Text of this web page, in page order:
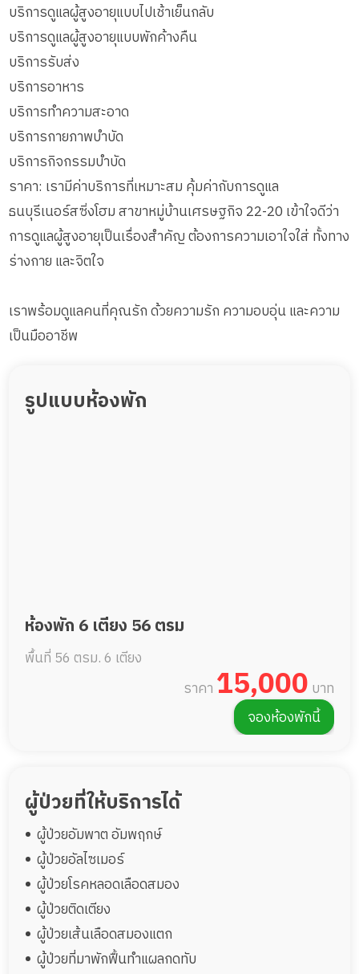
บริการดูแลผู้สูงอายุแบบไปเช้าเย็นกลับ
บริการดูแลผู้สูงอายุแบบพักค้างคืน
บริการรับส่ง
บริการอาหาร
บริการทำความสะอาด
บริการกายภาพบำบัด
บริการกิจกรรมบำบัด
ราคา: เรามีค่าบริการที่เหมาะสม คุ้มค่ากับการดูแล
ธนบุรีเนอร์สซิ่งโฮม สาขาหมู่บ้านเศรษฐกิจ 22-20 เข้าใจดีว่า
การดูแลผู้สูงอายุเป็นเรื่องสำคัญ ต้องการความเอาใจใส่ ทั้งทาง
ร่างกาย และจิตใจ
เราพร้อมดูแลคนที่คุณรัก ด้วยความรัก ความอบอุ่น และความ
เป็นมืออาชีพ
รูปแบบห้องพัก
ห้องพัก 6 เตียง 56 ตรม
พื้นที่ 56 ตรม.6 เตียง
ราคา 15,000 บาท
จองห้องพักนี้
ผู้ป่วยที่ให้บริการได้
ผู้ป่วยอัมพาต อัมพฤกษ์
ผู้ป่วยอัลไซเมอร์
ผู้ป่วยโรคหลอดเลือดสมอง
ผู้ป่วยติดเตียง
ผู้ป่วยเส้นเลือดสมองแตก
ผู้ป่วยที่มาพักฟื้นทำแผลกดทับ